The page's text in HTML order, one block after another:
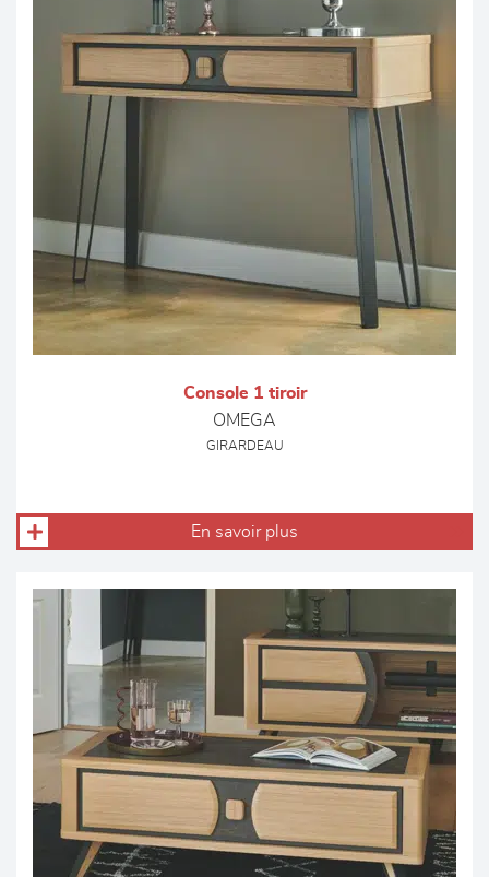
Console 1 tiroir
OMEGA
GIRARDEAU
En savoir plus